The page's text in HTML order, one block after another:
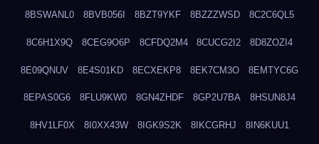
8BSWANL0 8BVB056I 8BZT9YKF 8BZZZWSD 8C2C6QL5
8C6H1X9Q 8CEG9O6P 8CFDQ2M4 8CUCG2I2 8D8ZOZI4
8E09QNUV 8E4S01KD 8ECXEKP8 8EK7CM3O 8EMTYC6G
8EPAS0G6 8FLU9KW0 8GN4ZHDF 8GP2U7BA 8HSUN8J4
8HV1LF0X 8I0XX43W 8IGK9S2K 8IKCGRHJ 8IN6KUU1